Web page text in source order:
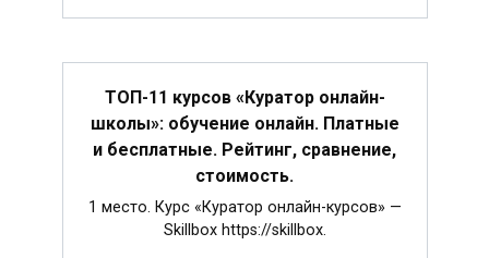
ТОП-11 курсов «Куратор онлайн-
школы»: обучение онлайн. Платные
и бесплатные. Рейтинг, сравнение,
стоимость.
1 место. Курс «Куратор онлайн-курсов» —
Skillbox https://skillbox.